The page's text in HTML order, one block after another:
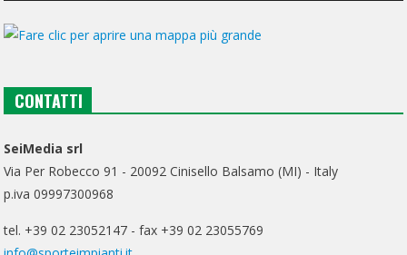
CONTATTI
SeiMedia srl
Via Per Robecco 91 - 20092 Cinisello Balsamo (MI) - Italy
p.iva 09997300968
tel. +39 02 23052147 - fax +39 02 23055769